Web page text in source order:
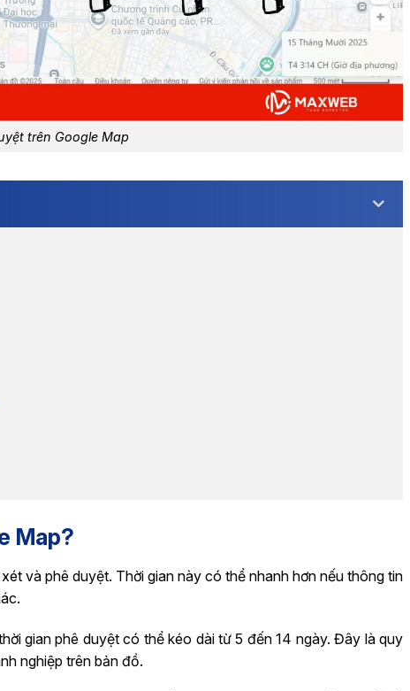
trên Google Map
Map?
và phê duyệt. Thời gian này có thể nhanh hơn nếu thông tin
gian phê duyệt có thể kéo dài từ 5 đến 14 ngày. Đây là quy
nghiệp trên bản đồ.